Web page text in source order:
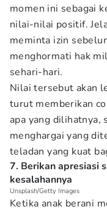
momen ini sebagai
nilai-nilai positif.
meminta izin
menghormati hak
sehari-hari.
Nilai tersebut akan
turut memberikan
apa yang dilihatnya,
menghargai yang
teladan yang kuat
7. Berikan apresiasi
kesalahannya
Unsplash/Getty Images
Ketika anak berani